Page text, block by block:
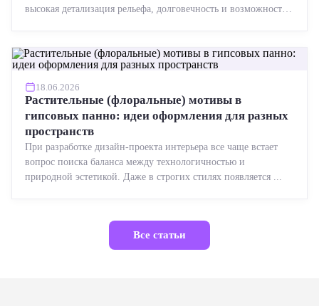
высокая детализация рельефа, долговечность и возможность
18.06.2026
Растительные (флоральные) мотивы в
гипсовых панно: идеи оформления для разных
пространств
При разработке дизайн-проекта интерьера все чаще встает
вопрос поиска баланса между технологичностью и
природной эстетикой. Даже в строгих стилях появляется ...
Все статьи